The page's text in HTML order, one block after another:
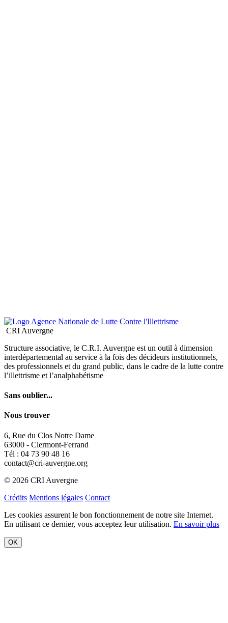
CRI Auvergne
Structure associative, le C.R.I. Auvergne est un outil à dimension
interdépartemental au service à la fois des décideurs institutionnels,
des professionnels et du grand public, dans le cadre de la lutte contre
l’illettrisme et l’analphabétisme
Sans oublier...
Nous trouver
6, Rue du Clos Notre Dame
63000 - Clermont-Ferrand
Tél : 04 73 90 48 16
contact@cri-auvergne.org
© 2026 CRI Auvergne
Crédits Mentions légales Contact
Les cookies assurent le bon fonctionnement de notre site Internet.
En utilisant ce dernier, vous acceptez leur utilisation. En savoir plus
OK